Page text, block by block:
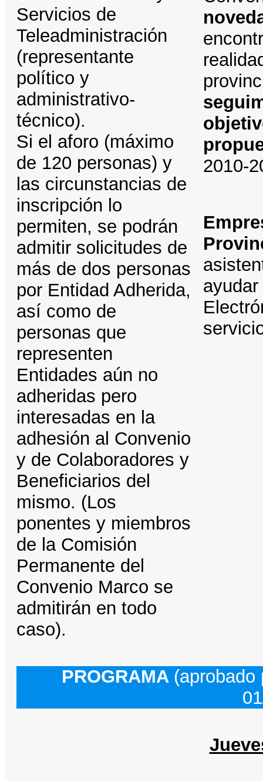
Servicios de
Teleadministración
(representante
político y
administrativo-
técnico).
Si el aforo (máximo
de 120 personas) y
las circunstancias de
inscripción lo
permiten, se podrán
admitir solicitudes de
más de dos personas
por Entidad Adherida,
así como de
personas que
representen
Entidades aún no
adheridas pero
interesadas en la
adhesión al Convenio
y de Colaboradores y
Beneficiarios del
mismo. (Los
ponentes y miembros
de la Comisión
Permanente del
Convenio Marco se
admitirán en todo
caso).
2010-
PROGRAMA (aprobado